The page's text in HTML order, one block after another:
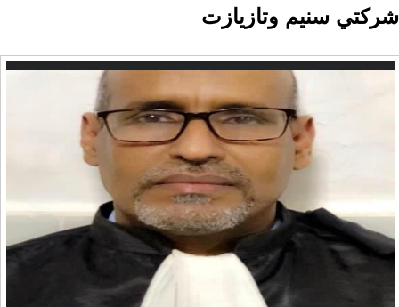
شركتي سنيم وتازيازت